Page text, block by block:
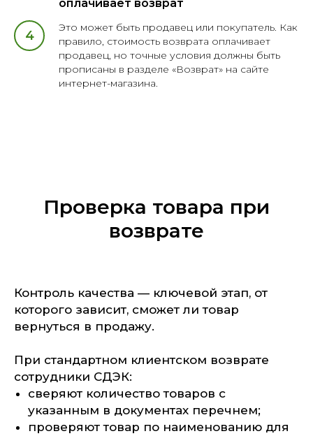
оплачивает возврат
Это может быть продавец или покупатель. Как
правило, стоимость возврата оплачивает
продавец, но точные условия должны быть
прописаны в разделе «Возврат» на сайте
интернет-магазина.
Проверка товара при
возврате
Контроль качества — ключевой этап, от
которого зависит, сможет ли товар
вернуться в продажу.
При стандартном клиентском возврате
сотрудники СДЭК:
сверяют количество товаров с
указанным в документах перечнем;
проверяют товар по наименованию для